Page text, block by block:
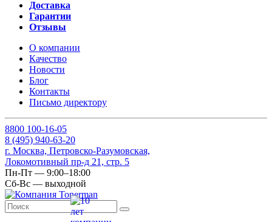
Доставка
Гарантии
Отзывы
О компании
Качество
Новости
Блог
Контакты
Письмо директору
8800 100-16-05
8 (495) 940-63-20
г. Москва, Петровско-Разумовская,
Локомотивный пр-д 21, стр. 5
Пн-Пт — 9:00–18:00
Сб-Вс — выходной